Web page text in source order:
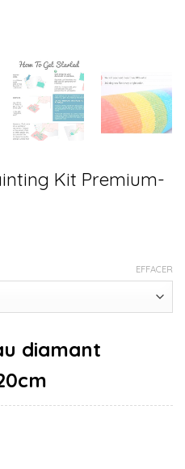
Kit Premium-
EFFACER